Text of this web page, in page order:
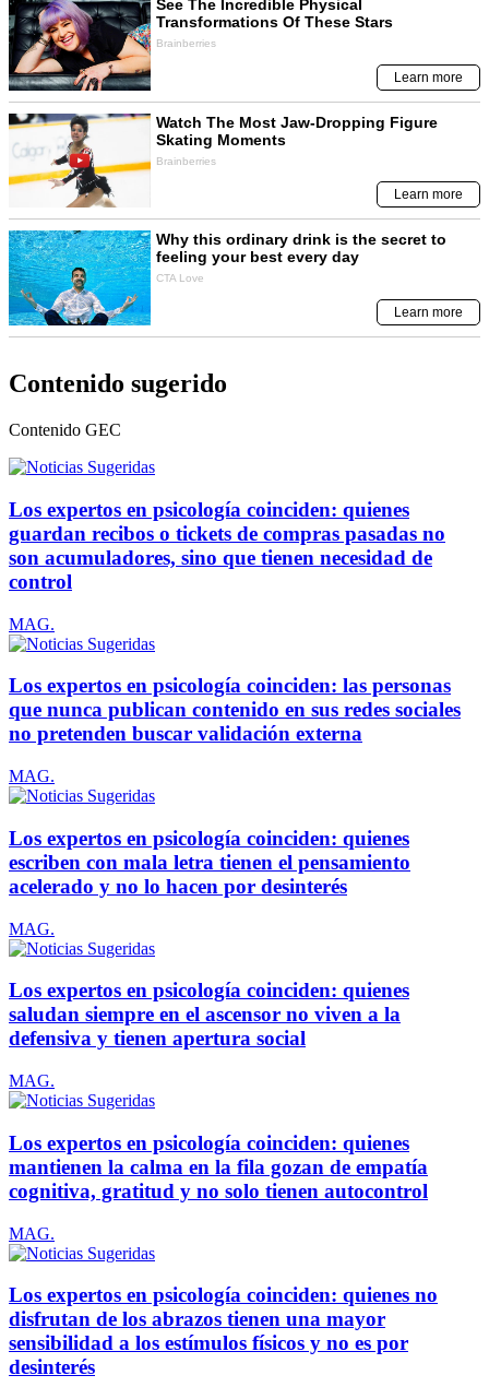
Contenido sugerido
Contenido GEC
Los expertos en psicología coinciden: quienes
guardan recibos o tickets de compras pasadas no
son acumuladores, sino que tienen necesidad de
control
MAG.
Los expertos en psicología coinciden: las personas
que nunca publican contenido en sus redes sociales
no pretenden buscar validación externa
MAG.
Los expertos en psicología coinciden: quienes
escriben con mala letra tienen el pensamiento
acelerado y no lo hacen por desinterés
MAG.
Los expertos en psicología coinciden: quienes
saludan siempre en el ascensor no viven a la
defensiva y tienen apertura social
MAG.
Los expertos en psicología coinciden: quienes
mantienen la calma en la fila gozan de empatía
cognitiva, gratitud y no solo tienen autocontrol
MAG.
Los expertos en psicología coinciden: quienes no
disfrutan de los abrazos tienen una mayor
sensibilidad a los estímulos físicos y no es por
desinterés